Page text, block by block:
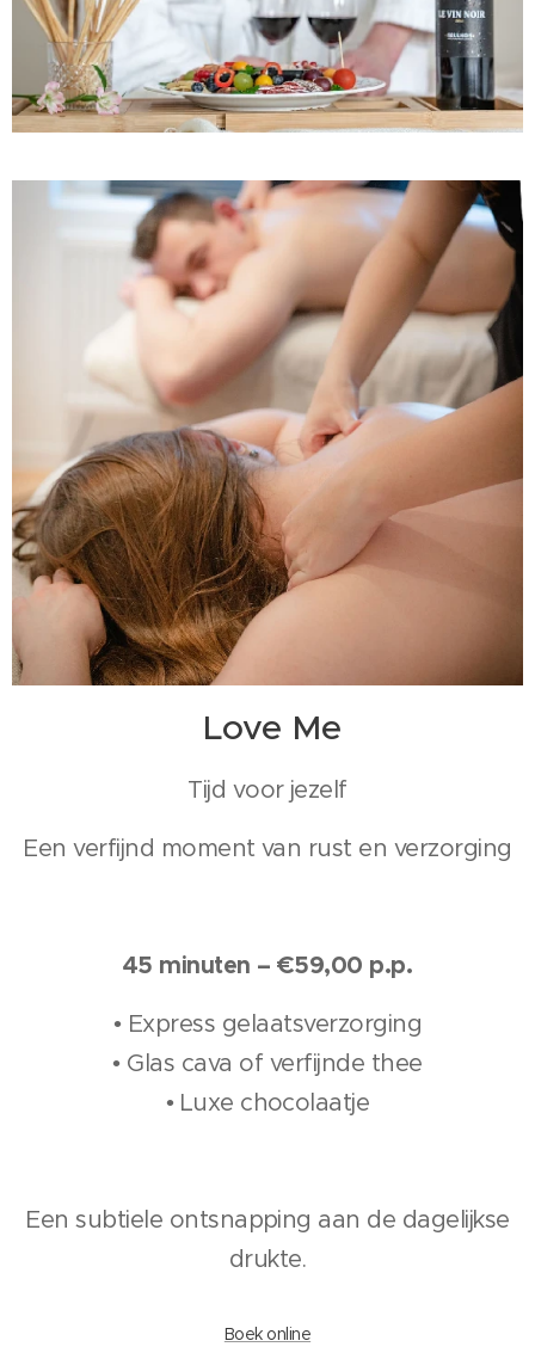
Love Me
Tijd voor jezelf
Een verfijnd moment van rust en verzorging
45 minuten – €59,00 p.p.
• Express gelaatsverzorging
• Glas cava of verfijnde thee
• Luxe chocolaatje
Een subtiele ontsnapping aan de dagelijkse
drukte.
Boek online